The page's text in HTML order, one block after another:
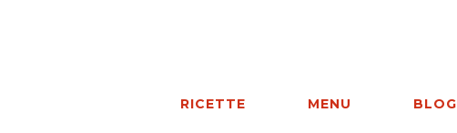
RICETTE MENU BLOG